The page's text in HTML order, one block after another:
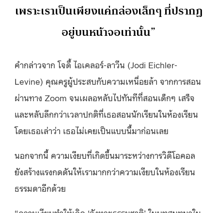
เพราะเราเป็นเพียงแค่กล่องเล็กๆ ที่ปรากฏ
อยู่บนหน้าจอเท่านั้น”
คำกล่าวจาก โจดี้ ไอเคลอร์-ลาวีน (Jodi Eichler-
Levine) คุณครูผู้ประสบกับความเหนื่อยล้า จากการสอน
ผ่านทาง Zoom จนเผลอหลับไปทันทีที่สอนเด็กๆ เสร็จ
และหลับลึกกว่าเวลาปกติที่เธอสอนนักเรียนในห้องเรียน
โดยเธอเล่าว่า เธอไม่เคยเป็นแบบนี้มาก่อนเลย
นอกจากนี้ ความเงียบที่เกิดขึ้นมาระหว่างการวิดีโอคอล
ยังสร้างแรงกดดันให้เรามากกว่าความเงียบในห้องเรียน
ธรรมดาอีกด้วย